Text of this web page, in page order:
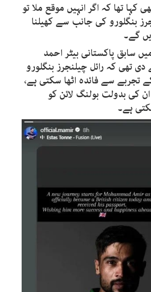
کہا تھا کہ اگر انہیں موقع ملا تو
بنگلورو کی جانب سے کھیلنا
گے۔
سابق پاکستانی بیٹر احمد
دی تھی کہ رائل چیلنجرز بنگلورو
تجربے سے فائدہ اٹھا سکتی ہے،
کی بدولت بولنگ لائن کو
ہے۔